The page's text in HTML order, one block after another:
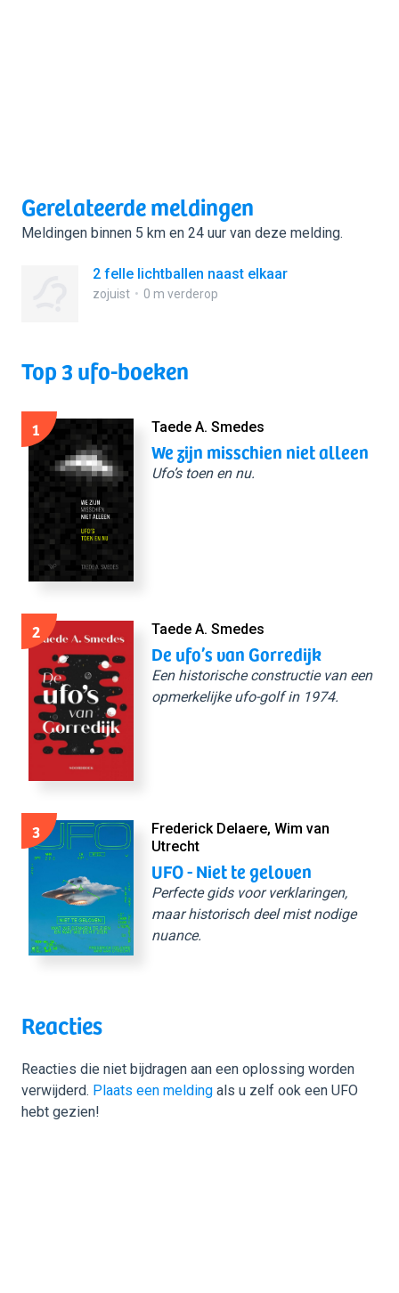
Gerelateerde meldingen
Meldingen binnen 5 km en 24 uur van deze melding.
2 felle lichtballen naast elkaar
zojuist 0 m verderop
Top 3 ufo-boeken
1 Taede A. Smedes
We zijn misschien niet alleen
Ufo’s toen en nu.
2 Taede A. Smedes
De ufo’s van Gorredijk
Een historische constructie van een
opmerkelijke ufo-golf in 1974.
3
Frederick Delaere, Wim van
Utrecht
UFO - Niet te geloven
Perfecte gids voor verklaringen,
maar historisch deel mist nodige
nuance.
Reacties
Reacties die niet bijdragen aan een oplossing worden
verwijderd. Plaats een melding als u zelf ook een UFO
hebt gezien!